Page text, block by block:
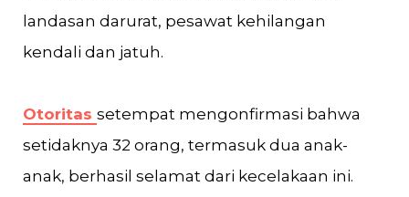
landasan darurat, pesawat kehilangan
kendali dan jatuh.
Otoritas setempat mengonfirmasi bahwa
setidaknya 32 orang, termasuk dua anak-
anak, berhasil selamat dari kecelakaan ini.